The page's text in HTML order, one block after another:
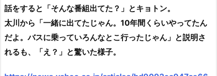
話をすると「そんな番組出てた？」とキョトン。
太川から「一緒に出てたじゃん。10年間くらいやってたん
だよ。バスに乗っていろんなとこ行ったじゃん」と説明さ
れるも、「え？」と驚いた様子。